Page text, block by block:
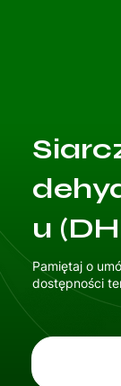
u
Pamiętaj o
dostępności